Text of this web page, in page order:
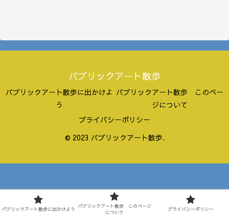
パブリックアート散歩
パブリックアート散歩に出かけよ
う
パブリックアート散歩 このペー
ジについて
プライバシーポリシー
© 2023 パブリックアート散歩.
パブリックアート散歩に出かけよう
パブリックアート散歩 このページ
について
プライバシーポリシー